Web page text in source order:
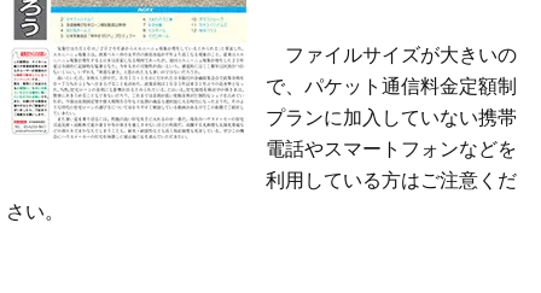
ファイルサイズが大きいの
で、パケット通信料金定額制
プランに加入していない携帯
電話やスマートフォンなどを
利用している方はご注意くだ
さい。